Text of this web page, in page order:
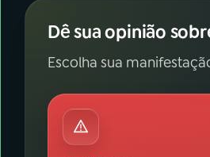
Dê sua opinião
Escolha sua